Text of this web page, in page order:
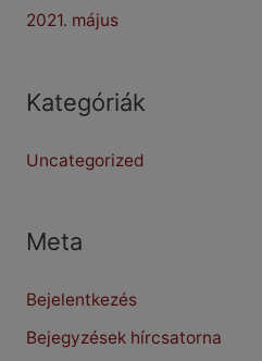
2021. május
Kategóriák
Uncategorized
Meta
Bejelentkezés
Bejegyzések hírcsatorna